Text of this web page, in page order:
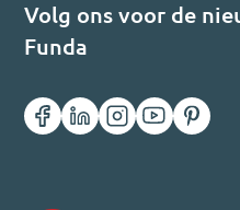
Volg ons voor de
Funda